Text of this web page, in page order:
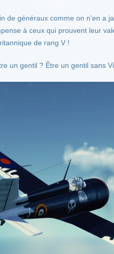
de généraux comme on n'en a
à ceux qui prouvent leur
de rang V !
un gentil ? Être un gentil sans